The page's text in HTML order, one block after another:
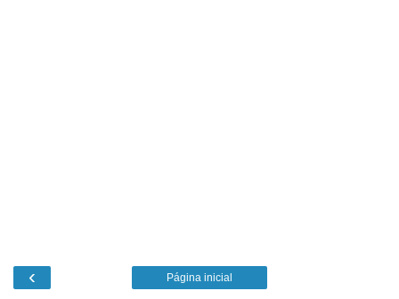
‹ Página inicial